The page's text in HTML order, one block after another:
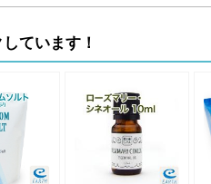
ています！